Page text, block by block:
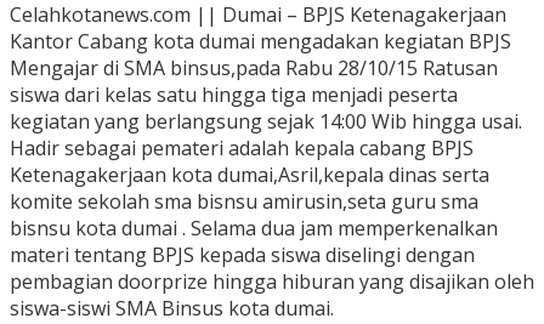
Celahkotanews.com || Dumai – BPJS Ketenagakerjaan
Kantor Cabang kota dumai mengadakan kegiatan BPJS
Mengajar di SMA binsus,pada Rabu 28/10/15 Ratusan
siswa dari kelas satu hingga tiga menjadi peserta
kegiatan yang berlangsung sejak 14:00 Wib hingga usai.
Hadir sebagai pemateri adalah kepala cabang BPJS
Ketenagakerjaan kota dumai,Asril,kepala dinas serta
komite sekolah sma bisnsu amirusin,seta guru sma
bisnsu kota dumai . Selama dua jam memperkenalkan
materi tentang BPJS kepada siswa diselingi dengan
pembagian doorprize hingga hiburan yang disajikan oleh
siswa-siswi SMA Binsus kota dumai.